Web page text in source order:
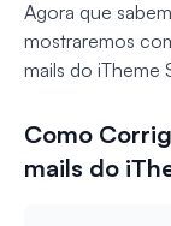
Agora que
mostraremos
mails do iTheme
Como
mails do